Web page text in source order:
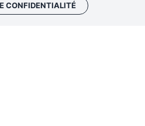
CONFIDENTIALITÉ